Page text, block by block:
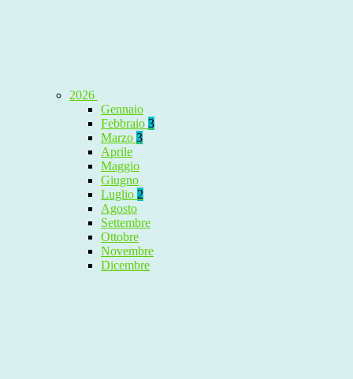
2026
Gennaio
Febbraio 3
Marzo 3
Aprile
Maggio
Giugno
Luglio 2
Agosto
Settembre
Ottobre
Novembre
Dicembre